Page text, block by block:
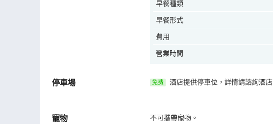
早餐種類
早餐形式
費用
營業時間
停車場 免费 酒店提供停車位，詳情請諮詢酒店
寵物 不可攜帶寵物。